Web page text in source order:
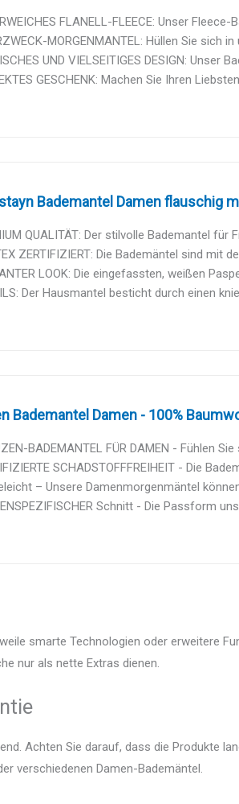
FLANELL-FLEECE: Unser
MORGENMANTEL: Hüllen Sie sich
UND VIELSEITIGES DESIGN:
GESCHENK: Machen Sie Ihren
Bademantel Damen flauschig
QUALITÄT: Der stilvolle Bademantel
ZERTIFIZIERT: Die Bademäntel sind mit
LOOK: Die eingefassten, weißen
Der Hausmantel besticht durch einen
Bademantel Damen - 100%
BADEMANTEL FÜR DAMEN - Fühlen
SCHADSTOFFFREIHEIT - Die
– Unsere Damenmorgenmäntel
Schnitt - Die Passform
smarte Technologien oder erweitere
nur als nette Extras dienen.
Achten Sie darauf, dass die Produkte
verschiedenen Damen-Bademäntel.